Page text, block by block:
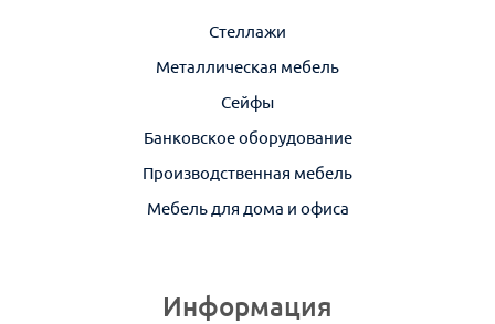
Стеллажи
Металлическая мебель
Сейфы
Банковское оборудование
Производственная мебель
Мебель для дома и офиса
Информация